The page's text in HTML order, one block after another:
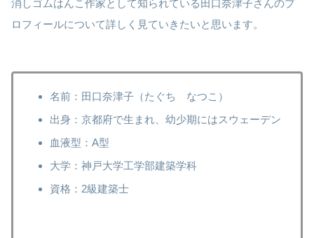
消しゴムはんこ作家として知られている田口奈津子さんのプ
ロフィールについて詳しく見ていきたいと思います。
名前：田口奈津子（たぐち なつこ）
出身：京都府で生まれ、幼少期にはスウェーデン
血液型：A型
大学：神戸大学工学部建築学科
資格：2級建築士